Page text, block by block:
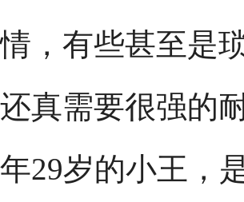
情，有些甚至是
还真需要很强的
年29岁的小王，